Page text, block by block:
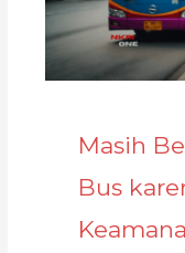
Masih
Bus